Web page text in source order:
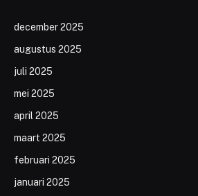
december 2025
augustus 2025
juli 2025
mei 2025
april 2025
maart 2025
februari 2025
januari 2025